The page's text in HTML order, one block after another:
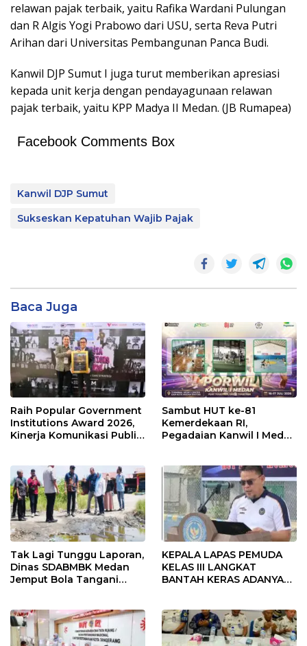
relawan pajak terbaik, yaitu Rafika Wardani Pulungan
dan R Algis Yogi Prabowo dari USU, serta Reva Putri
Arihan dari Universitas Pembangunan Panca Budi.
Kanwil DJP Sumut I juga turut memberikan apresiasi
kepada unit kerja dengan pendayagunaan relawan
pajak terbaik, yaitu KPP Madya II Medan. (JB Rumapea)
Facebook Comments Box
Kanwil DJP Sumut
Sukseskan Kepatuhan Wajib Pajak
Baca Juga
Raih Popular Government
Institutions Award 2026,
Kinerja Komunikasi Publik
Sambut HUT ke-81
Kemerdekaan RI,
Pegadaian Kanwil I Medan
Grow Together”
Tak Lagi Tunggu Laporan,
Dinas SDABMBK Medan
Jemput Bola Tangani
KEPALA LAPAS PEMUDA
KELAS III LANGKAT
BANTAH KERAS ADANYA
TENTANG SINDIKAT
PENIPU PENJUALAN EMAS